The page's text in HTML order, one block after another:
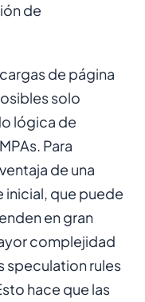
de
de página
solo
lógica de
Para
de una
inicial, que puede
en gran
complejidad
speculation rules
hace que las